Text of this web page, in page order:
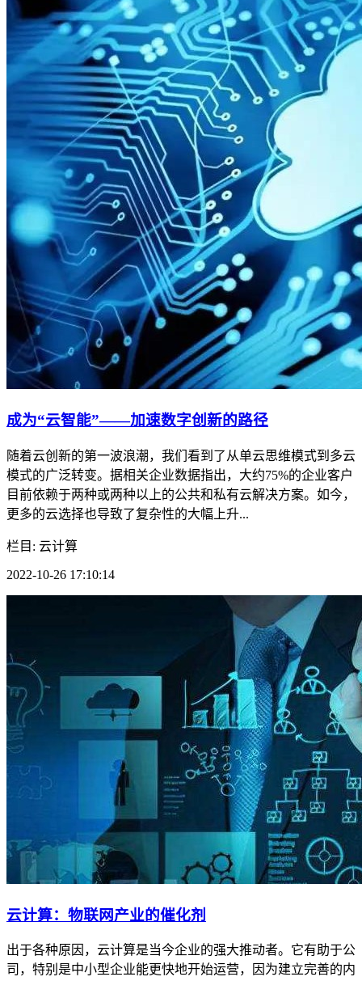
成为“云智能”——加速数字创新的路径
随着云创新的第一波浪潮，我们看到了从单云思维模式到多云
模式的广泛转变。据相关企业数据指出，大约75%的企业客户
目前依赖于两种或两种以上的公共和私有云解决方案。如今，
更多的云选择也导致了复杂性的大幅上升...
栏目: 云计算
2022-10-26 17:10:14
云计算：物联网产业的催化剂
出于各种原因，云计算是当今企业的强大推动者。它有助于公
司，特别是中小型企业能更快地开始运营，因为建立完善的内